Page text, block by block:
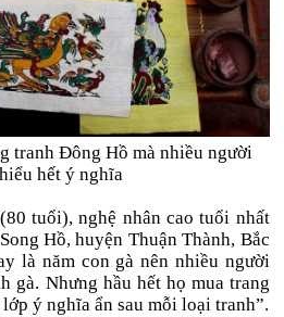
tranh Đông Hồ mà nhiều người
hết ý nghĩa
tuổi), nghệ nhân cao tuổi nhất
Hồ, huyện Thuận Thành, Bắc
là năm con gà nên nhiều người
gà. Nhưng hầu hết họ mua trang
ý nghĩa ẩn sau mỗi loại tranh”.